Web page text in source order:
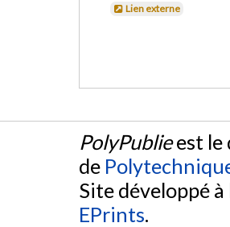
Lien externe
PolyPublieest le
de
Site développé
EPrints.